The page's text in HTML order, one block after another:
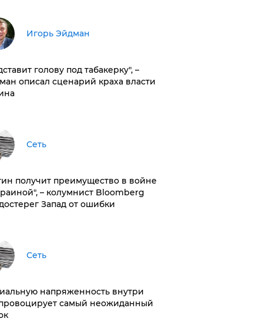
Игорь Эйдман
голову под табакерку", –
описал сценарий краха власти
Сеть
получит преимущество в войне
– колумнист Bloomberg
Запад от ошибки
Сеть
напряженность внутри
самый неожиданный